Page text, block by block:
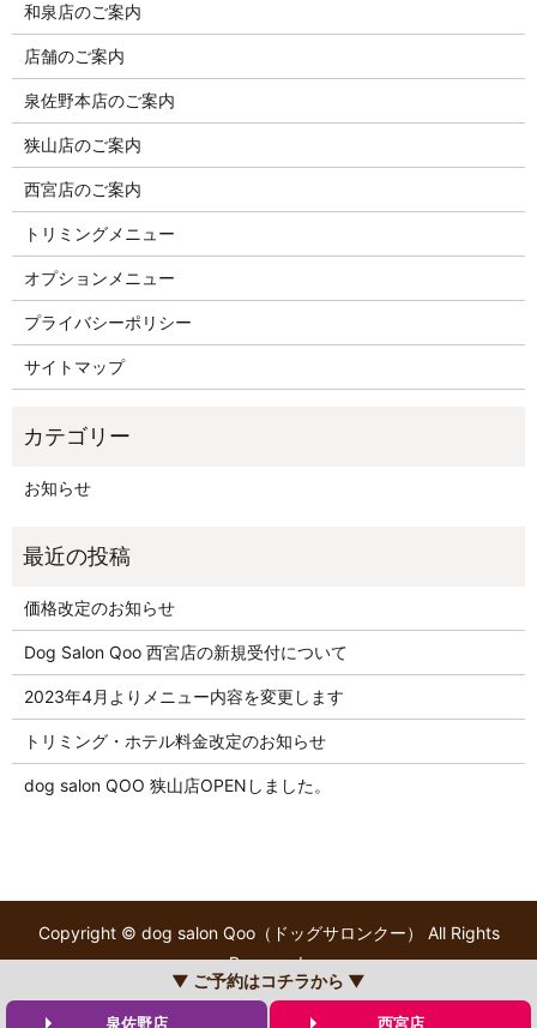
和泉店のご案内
店舗のご案内
泉佐野本店のご案内
狭山店のご案内
西宮店のご案内
トリミングメニュー
オプションメニュー
プライバシーポリシー
サイトマップ
お知らせ
価格改定のお知らせ
Dog Salon Qoo 西宮店の新規受付について
2023年4月よりメニュー内容を変更します
トリミング・ホテル料金改定のお知らせ
dog salon QOO 狭山店OPENしました。
Copyright © dog salon Qoo（ドッグサロンクー） All Rights
Reserved.
【掲載の記事・写真・イラストなどの無断複写・転載を禁じま
▼ ご予約はコチラから ▼
泉佐野店 西宮店